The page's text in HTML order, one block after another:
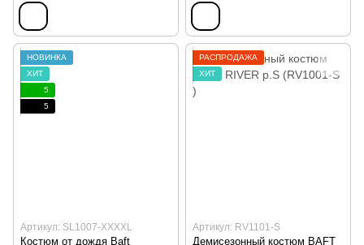
НОВИНКА
ХИТ
5
5
Артикул: SL1007-XXXXL
Костюм от дождя Baft
РАСПРОДАЖА
ХИТ
Артикул: RV1101-S
Демисезонный костюм BAFT